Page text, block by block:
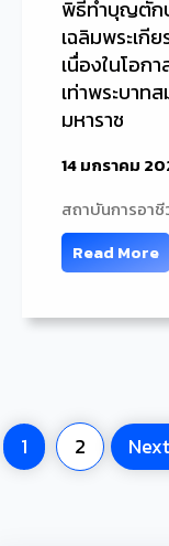
พิธีทำบุญตัก
เฉลิมพระเกี
เนื่องในโอก
เท่าพระบาท
มหาราช
14 มกราคม
สถาบันการอา
Read More
1 2